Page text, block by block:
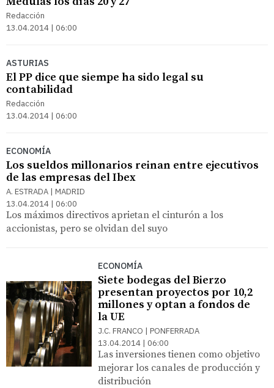
Redacción
13.04.2014 | 06:00
ASTURIAS
El PP dice que siempe ha sido legal su
contabilidad
Redacción
13.04.2014 | 06:00
ECONOMÍA
Los sueldos millonarios reinan entre ejecutivos
de las empresas del Ibex
A. ESTRADA | MADRID
13.04.2014 | 06:00
Los máximos directivos aprietan el cinturón a los
accionistas, pero se olvidan del suyo
ECONOMÍA
Siete bodegas del Bierzo
presentan proyectos por 10,2
millones y optan a fondos de
la UE
J.C. FRANCO | PONFERRADA
13.04.2014 | 06:00
Las inversiones tienen como objetivo
mejorar los canales de producción y
distribución